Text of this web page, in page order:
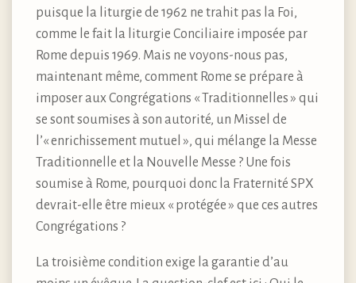
puisque la liturgie de 1962 ne trahit pas la Foi,
comme le fait la liturgie Conciliaire imposée par
Rome depuis 1969. Mais ne voyons-nous pas,
maintenant même, comment Rome se prépare à
imposer aux Congrégations « Traditionnelles » qui
se sont soumises à son autorité, un Missel de
l’« enrichissement mutuel », qui mélange la Messe
Traditionnelle et la Nouvelle Messe ? Une fois
soumise à Rome, pourquoi donc la Fraternité SPX
devrait-elle être mieux « protégée » que ces autres
Congrégations ?
La troisième condition exige la garantie d’au